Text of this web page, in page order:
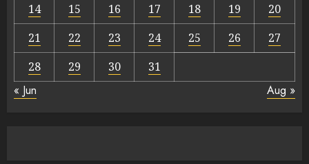
14
15 16 17 18 19
20
21
22 23 24 25 26
27
28
29 30 31
« Jun Aug »